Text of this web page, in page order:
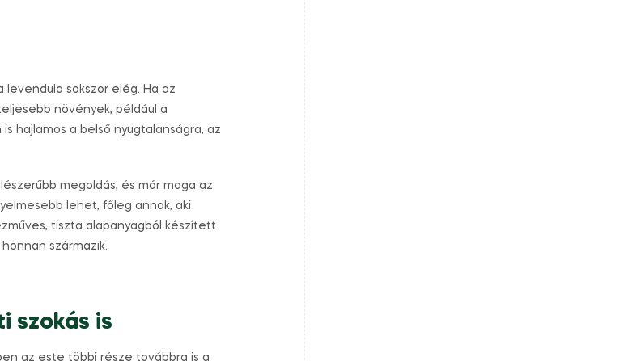
levendula sokszor elég. Ha az
növények, például a
hajlamos a belső nyugtalanságra, az
megoldás, és már maga az
lehet, főleg annak, aki
tiszta alapanyagból készített
származik.
szokás is
az este többi része továbbra is a